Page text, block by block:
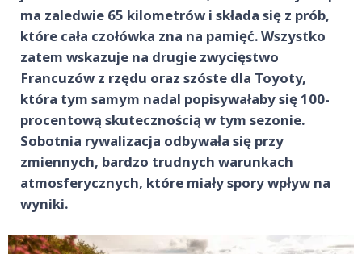
ma zaledwie 65 kilometrów i składa się z prób,
które cała czołówka zna na pamięć. Wszystko
zatem wskazuje na drugie zwycięstwo
Francuzów z rzędu oraz szóste dla Toyoty,
która tym samym nadal popisywałaby się 100-
procentową skutecznością w tym sezonie.
Sobotnia rywalizacja odbywała się przy
zmiennych, bardzo trudnych warunkach
atmosferycznych, które miały spory wpływ na
wyniki.